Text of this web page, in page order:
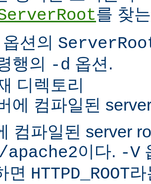
를 찾
옵션의
행의 -d 옵션.
디렉토리
에 컴파일된
컴파일된 server
이다. -V
면 HTTPD_ROOT